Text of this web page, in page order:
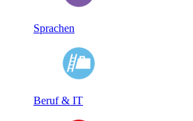
Sprachen
Beruf & IT